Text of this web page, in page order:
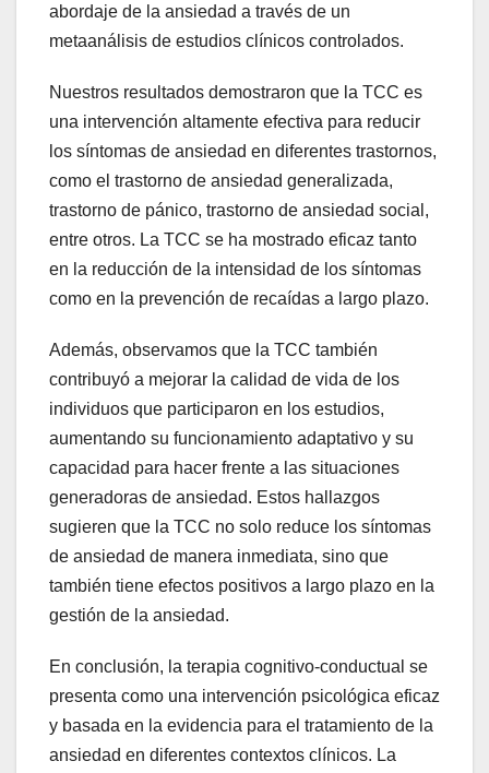
abordaje de la ansiedad a través de un
metaanálisis de estudios clínicos controlados.
Nuestros resultados demostraron que la TCC es
una intervención altamente efectiva para reducir
los síntomas de ansiedad en diferentes trastornos,
como el trastorno de ansiedad generalizada,
trastorno de pánico, trastorno de ansiedad social,
entre otros. La TCC se ha mostrado eficaz tanto
en la reducción de la intensidad de los síntomas
como en la prevención de recaídas a largo plazo.
Además, observamos que la TCC también
contribuyó a mejorar la calidad de vida de los
individuos que participaron en los estudios,
aumentando su funcionamiento adaptativo y su
capacidad para hacer frente a las situaciones
generadoras de ansiedad. Estos hallazgos
sugieren que la TCC no solo reduce los síntomas
de ansiedad de manera inmediata, sino que
también tiene efectos positivos a largo plazo en la
gestión de la ansiedad.
En conclusión, la terapia cognitivo-conductual se
presenta como una intervención psicológica eficaz
y basada en la evidencia para el tratamiento de la
ansiedad en diferentes contextos clínicos. La